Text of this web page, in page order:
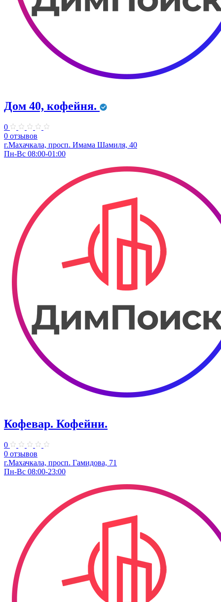
Дом 40, кофейня.
0
0 отзывов
г.Махачкала, просп. Имама Шамиля, 40
Пн-Вс 08:00-01:00
Кофевар. Кофейни.
0
0 отзывов
г.Махачкала, просп. Гамидова, 71
Пн-Вс 08:00-23:00